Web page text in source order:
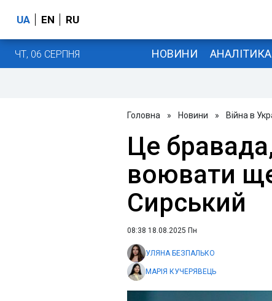
UA EN RU
ЧТ, 06 СЕРПНЯ НОВИНИ АНАЛІТИКА
Головна » Новини » Війна в
Це
воювати
Сирський
08:38 18.08.2025 Пн
УЛЯНА БЕЗПАЛЬКО
МАРІЯ КУЧЕРЯВЕЦЬ